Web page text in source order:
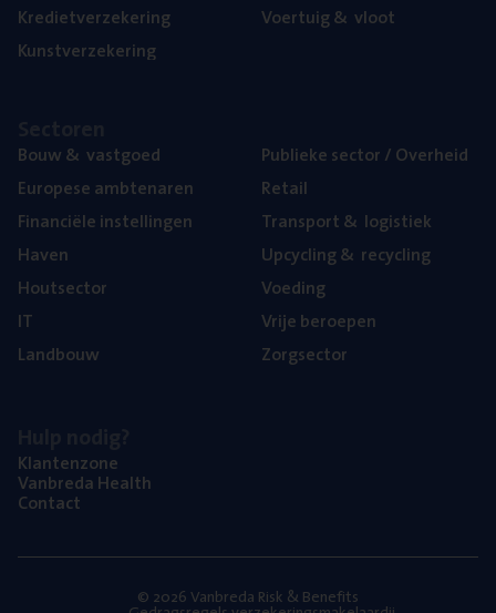
Kre­diet­ver­ze­ke­ring
Kunst­ver­ze­ke­ring
Voer­tuig& vloot
Bouw& vastgoed
Euro­pe­se ambtenaren
Finan­ci­ë­le instellingen
Haven
Hout­sec­tor
IT
Land­bouw
Publie­ke sec­tor / Overheid
Retail
Trans­port& logistiek
Upcy­cling& recycling
Voe­ding
Vrije beroe­pen
Zorg­sec­tor
Klan­ten­zo­ne
Van­b­re­da Health
Con­tact
© 2026 Vanbreda Risk & Benefits